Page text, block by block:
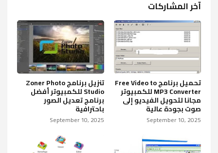
آخر المشاركات
تحميل برنامج Free Video to
MP3 Converter للكمبيوتر
مجانا لتحويل الفيديو إلى
صوت بجودة عالية
September 10, 2025
تنزيل برنامج Zoner Photo
Studio للكمبيوتر أفضل
برنامج تعديل الصور
باحترافية
September 10, 2025